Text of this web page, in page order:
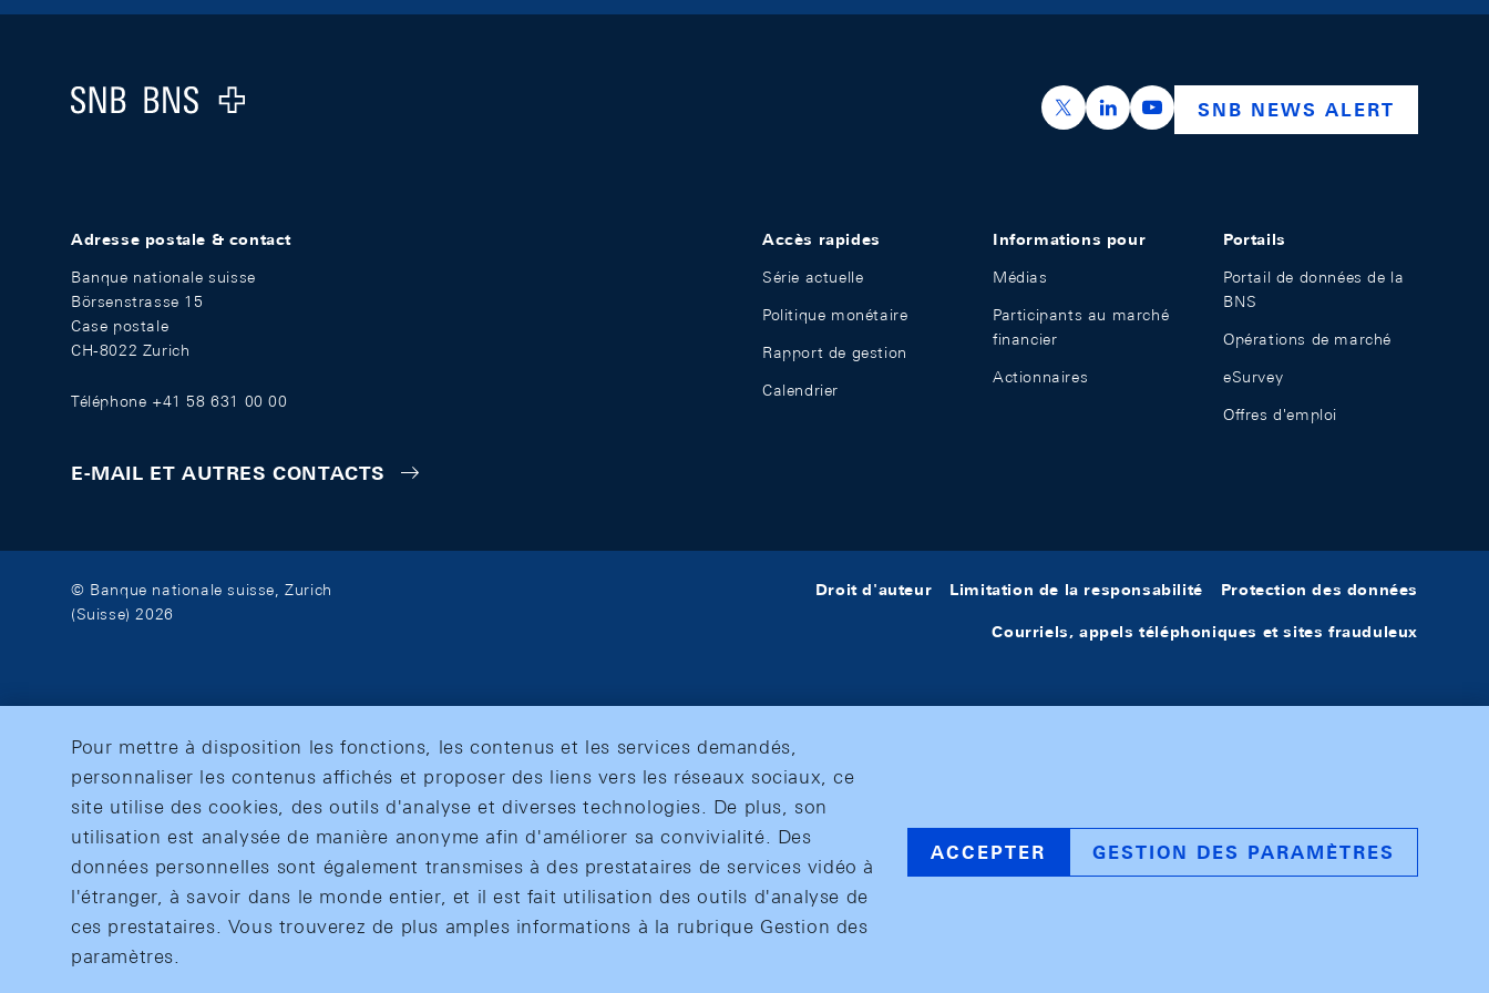
Logo
https://x.com/snb_bns
https://ch.linkedin.com/company/swiss-
https://www.youtube.com/
SNB NEWS ALERT
Adresse postale & contact
Banque nationale suisse
Börsenstrasse 15
Case postale
CH-8022 Zurich
Téléphone +41 58 631 00 00
E-MAIL ET AUTRES CONTACTS
Accès rapides
Série actuelle
Politique monétaire
Rapport de gestion
Calendrier
Informations pour
Médias
Participants au marché
financier
Actionnaires
Portails
Portail de données de la
BNS
Opérations de marché
eSurvey
Offres d'emploi
© Banque nationale suisse, Zurich
(Suisse) 2026
Droit d'auteur Limitation de la responsabilité Protection des données
Courriels, appels téléphoniques et sites frauduleux
Pour mettre à disposition les fonctions, les contenus et les services demandés,
personnaliser les contenus affichés et proposer des liens vers les réseaux sociaux, ce
site utilise des cookies, des outils d'analyse et diverses technologies. De plus, son
utilisation est analysée de manière anonyme afin d'améliorer sa convivialité. Des
données personnelles sont également transmises à des prestataires de services vidéo à
l'étranger, à savoir dans le monde entier, et il est fait utilisation des outils d'analyse de
ces prestataires. Vous trouverez de plus amples informations à la rubrique Gestion des
paramètres.
ACCEPTER GESTION DES PARAMÈTRES